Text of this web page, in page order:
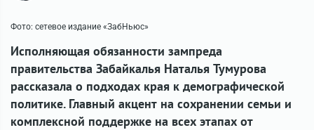
Фото: сетевое издание «ЗабНьюс»
Исполняющая обязанности зампреда
правительства Забайкалья Наталья Тумурова
рассказала о подходах края к демографической
политике. Главный акцент на сохранении семьи и
комплексной поддержке на всех этапах от